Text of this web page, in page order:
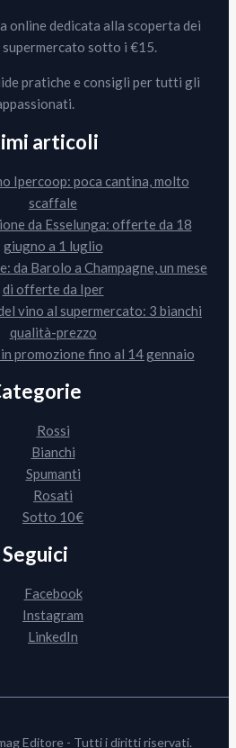
online dedicata alla scoperta dei
sotto i €15.
pratiche e consigli per tutti gli
articoli
Ipercoop: poca cantina, molto
scaffale
da Esselunga: offerte da 18
giugno a 1 luglio
da Barolo a Champagne, un mese
di offerte da Iper
vino al supermercato: 3 bianchi
qualità-prezzo
promozione fino al 14 gennaio
Rossi
Bianchi
Spumanti
Rosati
Sotto 10€
Seguici
Facebook
Instagram
LinkedIn
Editore - Tutti i diritti riservati.